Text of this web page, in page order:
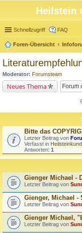
Heilstein
Schnellzugriff FAQ
Foren-Übersicht
Moderator: Forumsteam
Neues Thema
Bitte das
Letzter Beitrag von
Verfasst in
Antworten: 1
Gienger Michael -
Letzter Beitrag von
Gienger, Michael -
Letzter Beitrag von
Gienger Michael,
Letzter Beitrag von